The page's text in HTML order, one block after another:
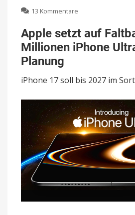
13 Kommentare
setzt
auf
Faltbares:
iPhone
Planung
Apple setzt auf
Millionen iPhone
Planung
iPhone 17 soll bis 2027 im